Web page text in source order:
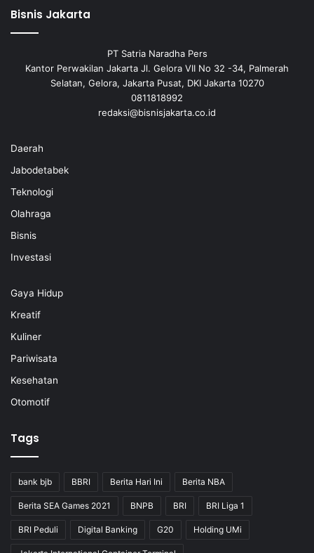
Bisnis Jakarta
PT Satria Naradha Pers
Kantor Perwakilan Jakarta Jl. Gelora VII No 32 -34, Palmerah
Selatan, Gelora, Jakarta Pusat, DKI Jakarta 10270
0811818992
redaksi@bisnisjakarta.co.id
Daerah
Jabodetabek
Teknologi
Olahraga
Bisnis
Investasi
Gaya Hidup
Kreatif
Kuliner
Pariwisata
Kesehatan
Otomotif
Tags
bank bjb BBRI Berita Hari Ini Berita NBA
Berita SEA Games 2021 BNPB BRI BRI Liga 1
BRI Peduli Digital Banking G20 Holding UMi